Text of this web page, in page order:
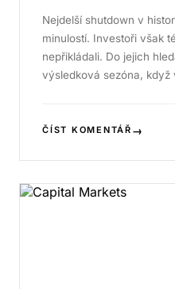
Nejdelší shutdown v
minulostí. Investoři však
nepřikládali. Do jejich
výsledková sezóna, když
ČÍST KOMENTÁŘ →